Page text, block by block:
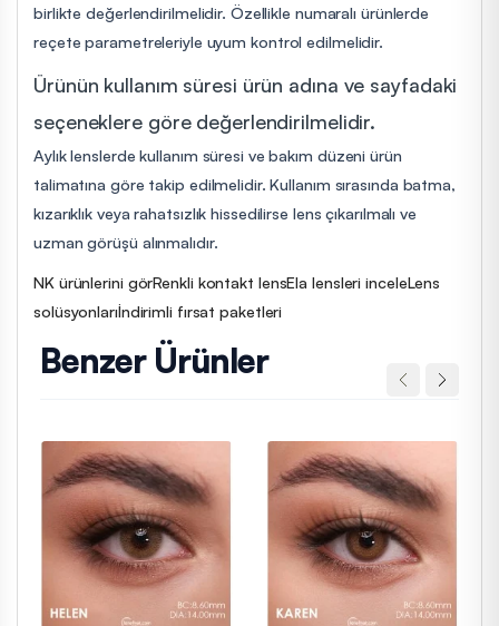
birlikte değerlendirilmelidir. Özellikle numaralı ürünlerde
reçete parametreleriyle uyum kontrol edilmelidir.
Ürünün kullanım süresi ürün adına ve sayfadaki
seçeneklere göre değerlendirilmelidir.
Aylık lenslerde kullanım süresi ve bakım düzeni ürün
talimatına göre takip edilmelidir. Kullanım sırasında batma,
kızarıklık veya rahatsızlık hissedilirse lens çıkarılmalı ve
uzman görüşü alınmalıdır.
NK ürünlerini görRenkli kontakt lensEla lensleri inceleLens
solüsyonlarıİndirimli fırsat paketleri
Benzer Ürünler